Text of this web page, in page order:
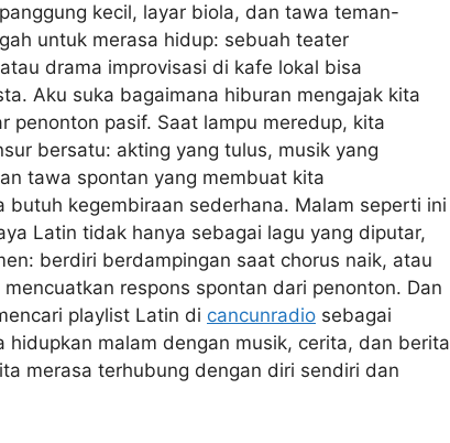
kecil, layar biola, dan tawa teman-
untuk merasa hidup: sebuah teater
drama improvisasi di kafe lokal bisa
Aku suka bagaimana hiburan mengajak kita
penonton pasif. Saat lampu meredup, kita
bersatu: akting yang tulus, musik yang
tawa spontan yang membuat kita
kegembiraan sederhana. Malam seperti ini
Latin tidak hanya sebagai lagu yang diputar,
berdiri berdampingan saat chorus naik, atau
respons spontan dari penonton. Dan
playlist Latin di cancunradio sebagai
malam dengan musik, cerita, dan berita
merasa terhubung dengan diri sendiri dan